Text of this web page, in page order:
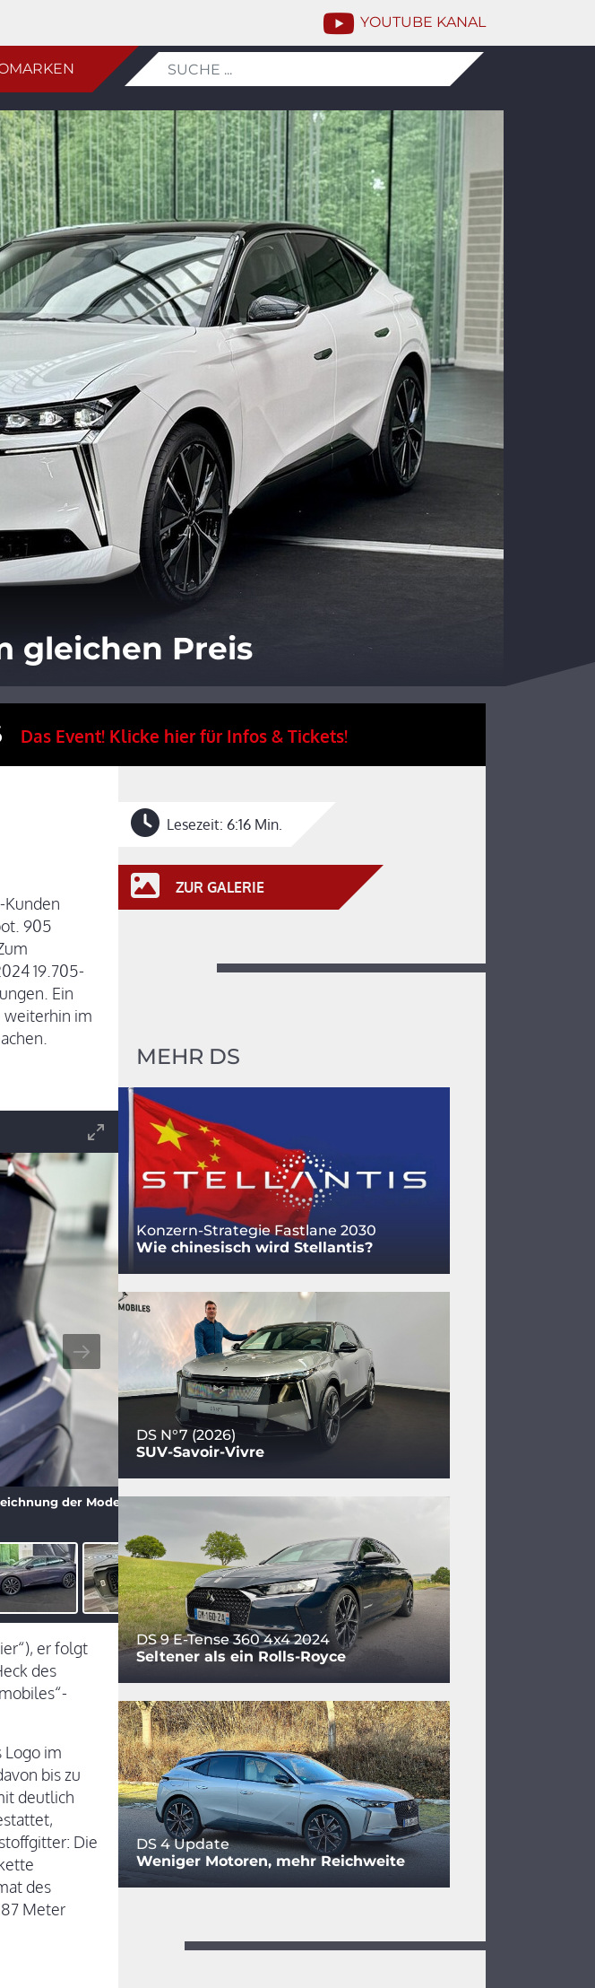
YOUTUBE KANAL
gleichen Preis
Das Event! Klicke hier für Infos & Tickets!
Kunden
905
19.705-
Ein
weiterhin im
der Modellreihe zu sehen.
er folgt
des
Logo im
bis zu
deutlich
Die
des
Meter
Lesezeit: 6:16 Min.
ZUR GALERIE
MEHR DS
Konzern-Strategie Fastlane 2030
Wie chinesisch wird Stellantis?
DS N°7 (2026)
SUV-Savoir-Vivre
DS 9 E-Tense 360 4x4 2024
Seltener als ein Rolls-Royce
DS 4 Update
Weniger Motoren, mehr Reichweite